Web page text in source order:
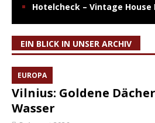
Hotelcheck – Vintage House
EIN BLICK IN UNSER ARCHIV
EUROPA
Vilnius: Goldene
Wasser